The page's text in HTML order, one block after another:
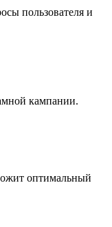
пользователя и
кампании.
оптимальный